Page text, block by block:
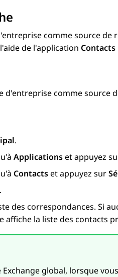
comme source de
de l'application Contacts
d'entreprise comme source
.
Applicationset appuyez
Contactset appuyez sur
.
des correspondances. Si
affiche la liste des contacts
global, lorsque